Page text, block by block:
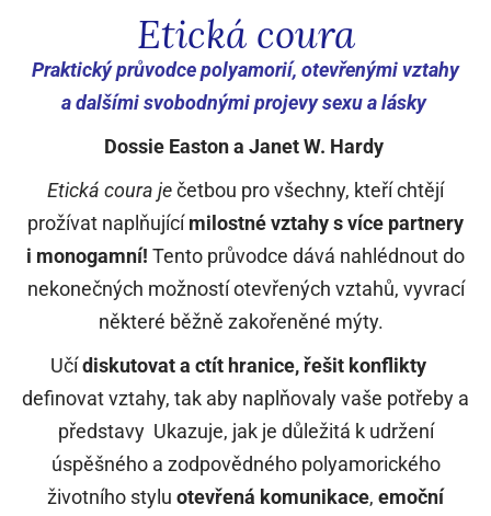
Etická coura
Praktický průvodce polyamorií, otevřenými vztahy
a dalšími svobodnými projevy sexu a lásky
Dossie Easton a Janet W. Hardy
Etická coura ječetbou pro všechny, kteří chtějí
prožívat naplňujícímilostné vztahy s více partnery
i monogamní! Tento průvodce dává nahlédnout do
nekonečných možností otevřených vztahů, vyvrací
některé běžně zakořeněné mýty.
Učídiskutovat a ctít hranice, řešit konfliktya
definovat vztahy, tak aby naplňovaly vaše potřeby a
představy. Ukazuje, jak je důležitá k udržení
úspěšného a zodpovědného polyamorického
životního stylu otevřená komunikace, emoční